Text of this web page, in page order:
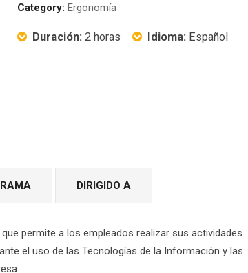
Category: Ergonomía
Duración:2 horas Idioma: Español
DIRIGIDO A
permite a los empleados realizar sus actividades
el uso de las Tecnologías de la Información y las